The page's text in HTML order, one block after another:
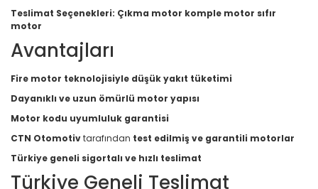
Teslimat Seçenekleri: Çıkma motor komple motor sıfır
motor
Avantajları
Fire motor teknolojisiyle düşük yakıt tüketimi
Dayanıklı ve uzun ömürlü motor yapısı
Motor kodu uyumluluk garantisi
CTN Otomotivtarafından test edilmiş ve garantili motorlar
Türkiye geneli sigortalı ve hızlı teslimat
Türkiye Geneli Teslimat